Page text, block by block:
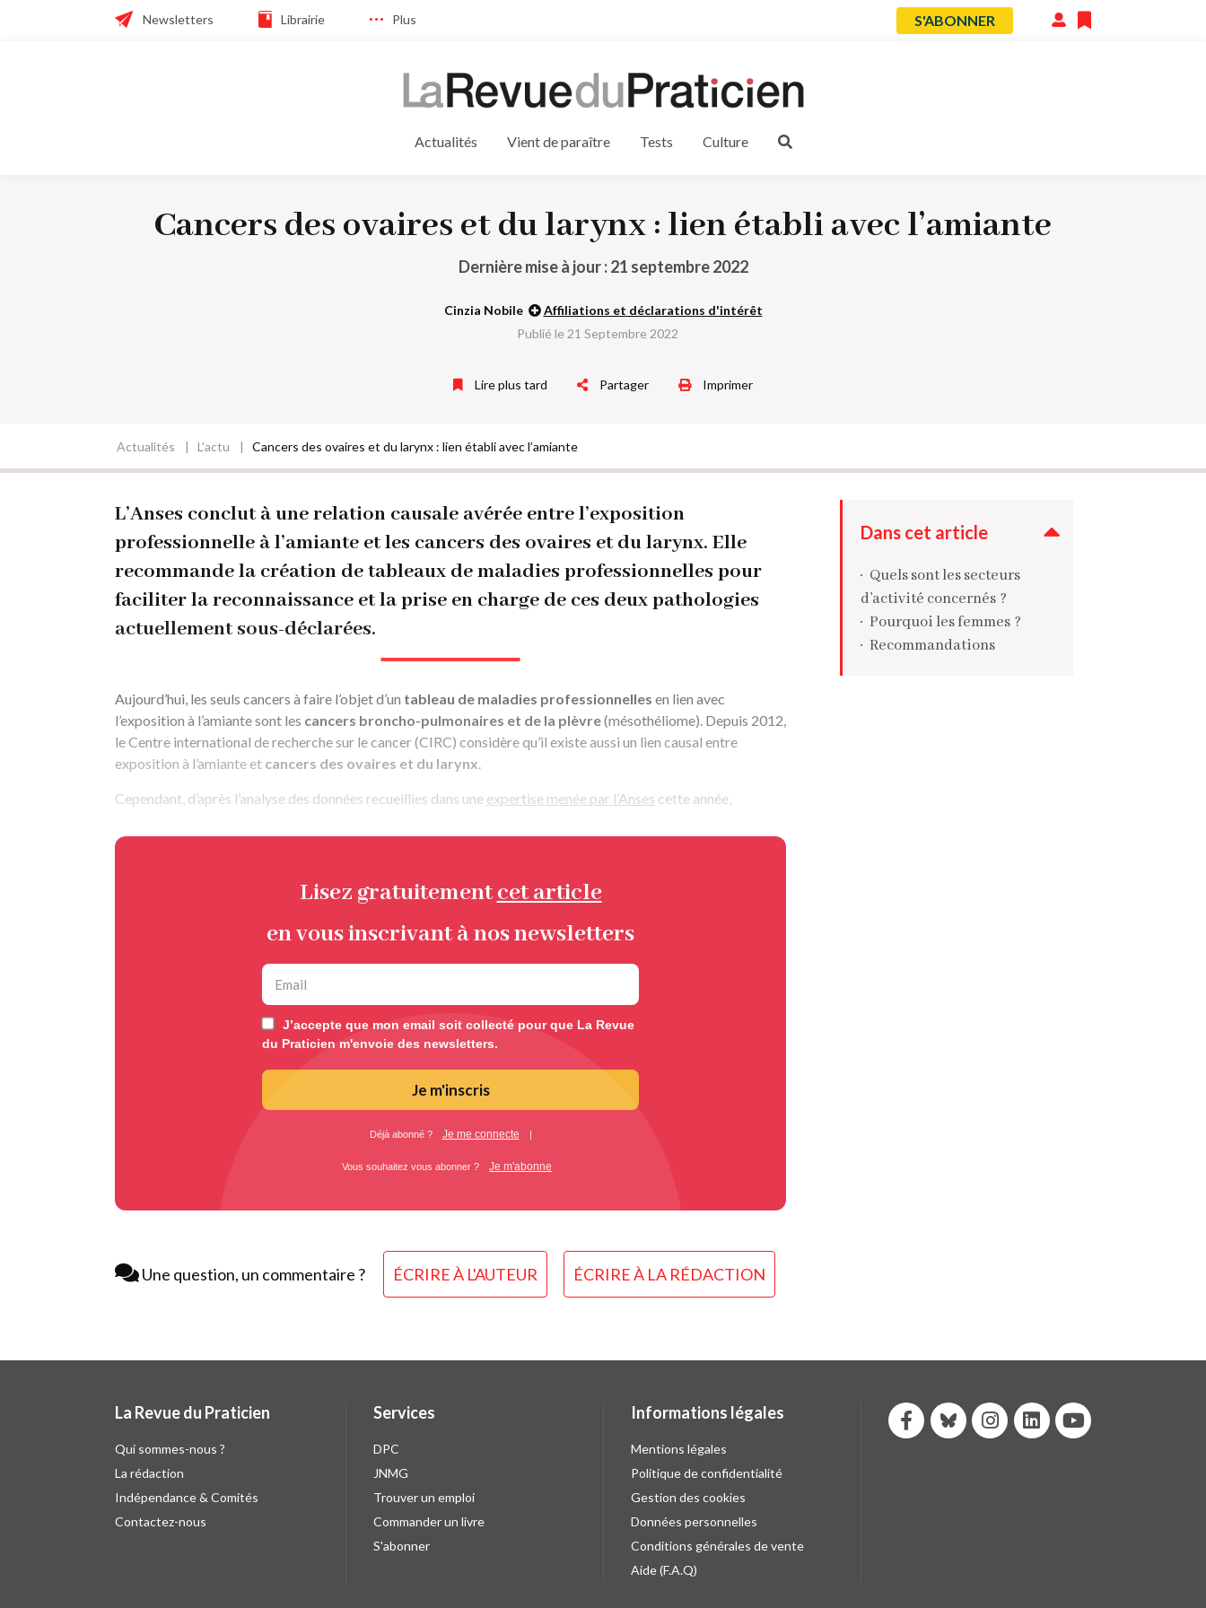
Header
Newsletters Librairie Plus
Menu
l'utilisateur
S'ABONNER
Actualités Vient de paraître Tests Culture
Cancers des ovaires et du larynx : lien établi avec l’amiante
Dernière mise à jour : 21 septembre 2022
Cinzia Nobile
Affiliations et déclarations d'intérêt
Publié le 21 Septembre 2022
Lire plus tard Partager Imprimer
d'Ariane
Actualités L'actu Cancers des ovaires et du larynx : lien établi avec l’amiante
L’Anses conclut à une relation causale avérée entre l’exposition
professionnelle à l’amiante et les cancers des ovaires et du larynx. Elle
recommande la création de tableaux de maladies professionnelles pour
faciliter la reconnaissance et la prise en charge de ces deux pathologies
actuellement sous-déclarées.
Aujourd’hui, les seuls cancers à faire l’objet d’un tableau de maladies professionnelles en lien avec
l’exposition à l’amiante sont les cancers broncho-pulmonaires et de la plèvre(mésothéliome). Depuis 2012,
le Centre international de recherche sur le cancer (CIRC) considère qu’il existe aussi un lien causal entre
exposition à l’amiante et cancers des ovaires et du larynx.
Cependant, d’après l’analyse des données recueillies dans une expertise menée par l’Anses cette année,
Lisez gratuitementcet article
en vous inscrivant à nos newsletters
J’accepte que mon email soit collecté pour que La Revue
du Praticien m'envoie des newsletters.
Je m'inscris
Déjà abonné ? Je me connecte |
Vous souhaitez vous abonner ? Je m'abonne
Dans cet article
Quels sont les secteurs
d’activité concernés ?
Pourquoi les femmes ?
Recommandations
Une question, un commentaire ? ÉCRIRE À L'AUTEUR ÉCRIRE À LA RÉDACTION
La Revue du Praticien
Qui sommes-nous ?
La rédaction
Indépendance & Comités
Contactez-nous
Services
DPC
JNMG
Trouver un emploi
Commander un livre
S'abonner
Informations légales
Mentions légales
Politique de confidentialité
Gestion des cookies
Données personnelles
Conditions générales de vente
Aide (F.A.Q)